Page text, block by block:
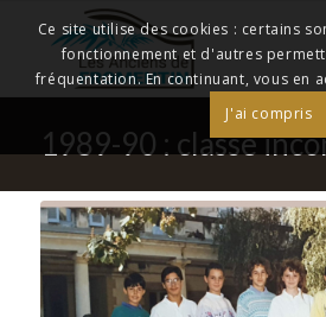
1989-90 : classe
Ce site utilise des cookies : certains
fonctionnement et d'autres
fréquentation. En continuant, vous en
J'ai compris